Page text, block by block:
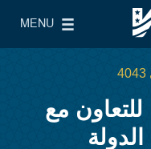
MENU
Main Menu
مع